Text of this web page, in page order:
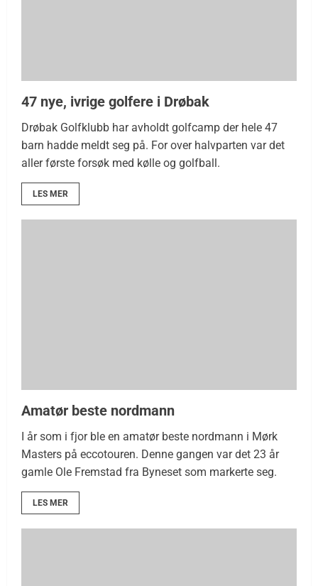
47 nye, ivrige golfere i Drøbak
Drøbak Golfklubb har avholdt golfcamp der hele 47
barn hadde meldt seg på. For over halvparten var det
aller første forsøk med kølle og golfball.
LES MER
Amatør beste nordmann
I år som i fjor ble en amatør beste nordmann i Mørk
Masters på eccotouren. Denne gangen var det 23 år
gamle Ole Fremstad fra Byneset som markerte seg.
LES MER